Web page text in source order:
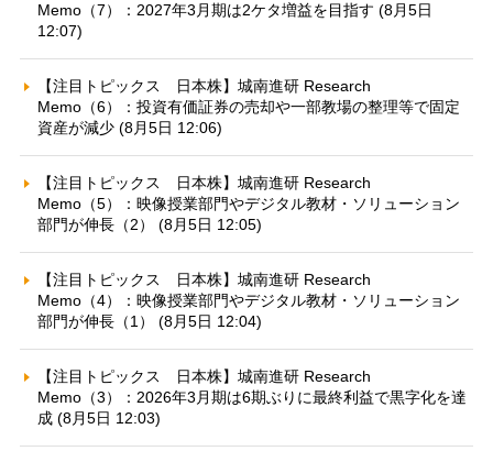
Memo（7）：2027年3月期は2ケタ増益を目指す (8月5日
12:07)
【注目トピックス 日本株】城南進研 Research
Memo（6）：投資有価証券の売却や一部教場の整理等で固定
資産が減少 (8月5日 12:06)
【注目トピックス 日本株】城南進研 Research
Memo（5）：映像授業部門やデジタル教材・ソリューション
部門が伸長（2） (8月5日 12:05)
【注目トピックス 日本株】城南進研 Research
Memo（4）：映像授業部門やデジタル教材・ソリューション
部門が伸長（1） (8月5日 12:04)
【注目トピックス 日本株】城南進研 Research
Memo（3）：2026年3月期は6期ぶりに最終利益で黒字化を達
成 (8月5日 12:03)